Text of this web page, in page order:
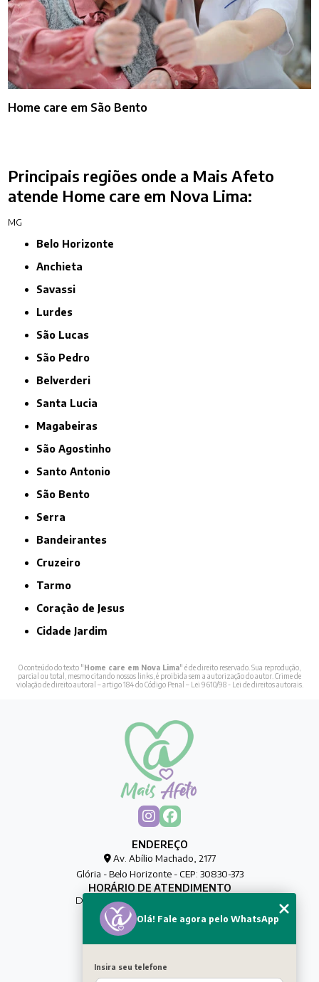
Home care em São Bento
Principais regiões onde a Mais Afeto
atende Home care em Nova Lima:
MG
Belo Horizonte
Anchieta
Savassi
Lurdes
São Lucas
São Pedro
Belverderi
Santa Lucia
Magabeiras
São Agostinho
Santo Antonio
São Bento
Serra
Bandeirantes
Cruzeiro
Tarmo
Coração de Jesus
Cidade Jardim
O conteúdo do texto "Home care em Nova Lima" é de direito reservado. Sua reprodução,
parcial ou total, mesmo citando nossos links, é proibida sem a autorização do autor. Crime de
violação de direito autoral – artigo 184 do Código Penal – Lei 9610/98 - Lei de direitos autorais.
ENDEREÇO
Av. Abílio Machado, 2177
Glória - Belo Horizonte - CEP: 30830-373
HORÁRIO DE ATENDIMENTO
De Segunda à Sexta das 00h às 00h
CONTATO
MENU
Olá! Fale agora pelo WhatsApp
Insira seu telefone